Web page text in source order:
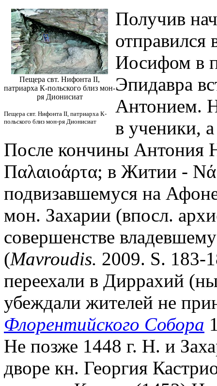
Пещера свт. Нифонта II,
патриарха К-польского близ мон-
ря Дионисиат
Пещера свт. Нифонта II, патриарха К-
польского близ мон-ря Дионисиат
Получив
отправился
Иосифом в
Эпидавра
Антонием.
в ученики,
После кончины Антония
Παλαιοάρτα; в Житии -
подвизавшемуся на
мон. Захарии (впосл.
совершенстве
(Mavroudis. 2009. S. 183-
переехали в Диррахий
убеждали жителей не
Флорентийского Собора
Не позже 1448 г. Н. и
дворе кн. Георгия